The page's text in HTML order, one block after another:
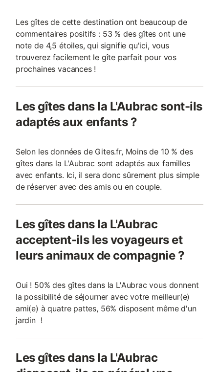
Les gîtes de cette destination ont beaucoup de
commentaires positifs : 53 % des gîtes ont une
note de 4,5 étoiles, qui signifie qu'ici, vous
trouverez facilement le gîte parfait pour vos
prochaines vacances !
Les gîtes dans la L'Aubrac sont-ils
adaptés aux enfants ?
Selon les données de Gites.fr, Moins de 10 % des
gîtes dans la L'Aubrac sont adaptés aux familles
avec enfants. Ici, il sera donc sûrement plus simple
de réserver avec des amis ou en couple.
Les gîtes dans la L'Aubrac
acceptent-ils les voyageurs et
leurs animaux de compagnie ?
Oui ! 50% des gîtes dans la L'Aubrac vous donnent
la possibilité de séjourner avec votre meilleur(e)
ami(e) à quatre pattes, 56% disposent même d'un
jardin !
Les gîtes dans la L'Aubrac